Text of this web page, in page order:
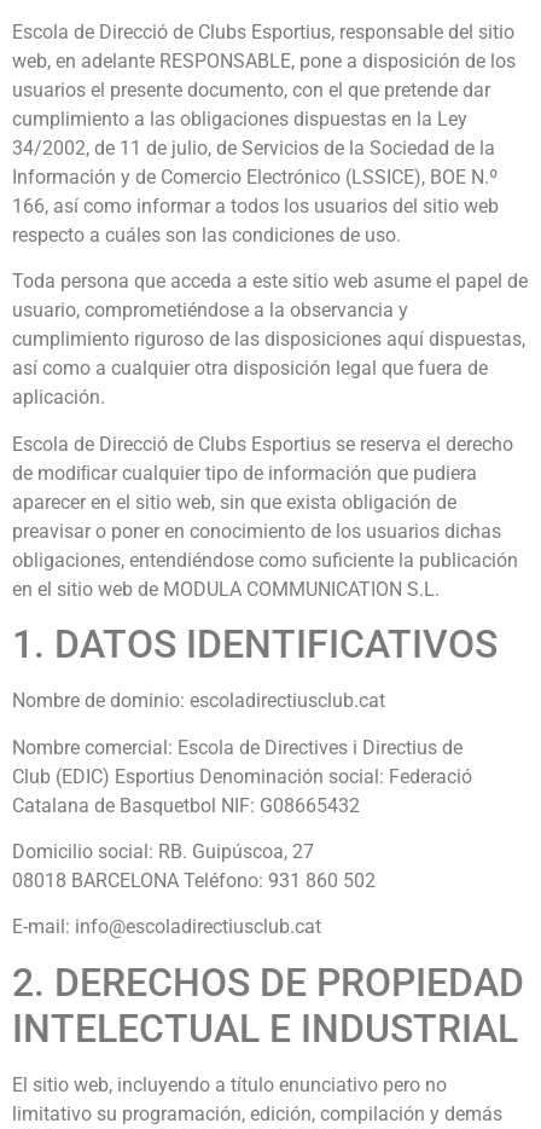
Escola de Direcció de Clubs Esportius, responsable del sitio
web, en adelante RESPONSABLE, pone a disposición de los
usuarios el presente documento, con el que pretende dar
cumplimiento a las obligaciones dispuestas en la Ley
34/2002, de 11 de julio, de Servicios de la Sociedad de la
Información y de Comercio Electrónico (LSSICE), BOE N.º
166, así como informar a todos los usuarios del sitio web
respecto a cuáles son las condiciones de uso.
Toda persona que acceda a este sitio web asume el papel de
usuario, comprometiéndose a la observancia y
cumplimiento riguroso de las disposiciones aquí dispuestas,
así como a cualquier otra disposición legal que fuera de
aplicación.
Escola de Direcció de Clubs Esportius se reserva el derecho
de modiﬁcar cualquier tipo de información que pudiera
aparecer en el sitio web, sin que exista obligación de
preavisar o poner en conocimiento de los usuarios dichas
obligaciones, entendiéndose como suficiente la publicación
en el sitio web de MODULA COMMUNICATION S.L.
1. DATOS IDENTIFICATIVOS
Nombre de dominio: escoladirectiusclub.cat
Nombre comercial: Escola de Directives i Directius de
Club (EDIC) Esportius Denominación social: Federació
Catalana de Basquetbol NIF: G08665432
Domicilio social: RB. Guipúscoa, 27
08018 BARCELONA Teléfono: 931 860 502
E-mail: info@escoladirectiusclub.cat
2. DERECHOS DE PROPIEDAD
INTELECTUAL E INDUSTRIAL
El sitio web, incluyendo a título enunciativo pero no
limitativo su programación, edición, compilación y demás